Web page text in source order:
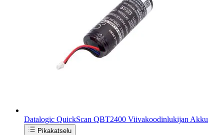
Datalogic QuickScan QBT2400 Viivakoodinlukijan Akku
Pikakatselu